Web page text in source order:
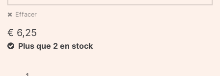
Effacer
€ 6,25
Plus que 2 en stock
quantité